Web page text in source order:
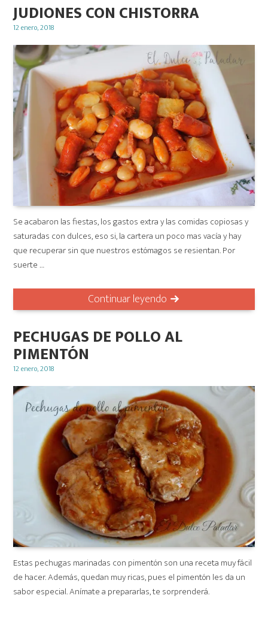
JUDIONES CON CHISTORRA
Posted
12 enero, 2018
Se acabaron las fiestas, los gastos extra y las comidas copiosas y
saturadas con dulces, eso si, la cartera un poco mas vacía y hay
que recuperar sin que nuestros estómagos se resientan. Por
suerte …
Continuar leyendo
PECHUGAS DE POLLO AL
PIMENTÓN
Posted
12 enero, 2018
Estas pechugas marinadas con pimentón son una receta muy fácil
de hacer. Además, quedan muy ricas, pues el pimentón les da un
sabor especial. Anímate a prepararlas, te sorprenderá.